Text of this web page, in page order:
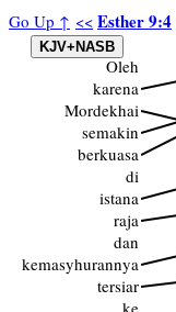
Go Up ↑ << Esther 9:4
Oleh
karena
Mordekhai
semakin
berkuasa
di
istana
raja
dan
kemasyhurannya
tersiar
ke